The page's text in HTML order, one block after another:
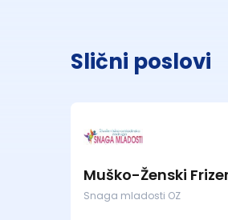
Slični poslovi
Muško-Ženski
Snaga mladosti OZ